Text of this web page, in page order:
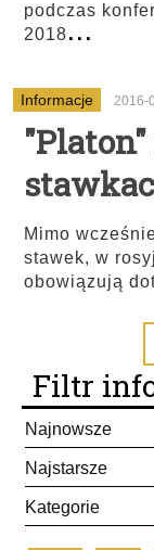
podczas
2018...
Informacje 2016-
Mimo
stawek, w
obowiązują
Filtr
Najnowsze
Najstarsze
Kategorie